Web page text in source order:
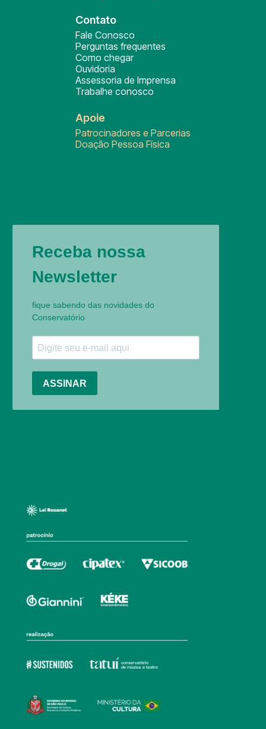
Contato
Fale Conosco
Perguntas frequentes
Como chegar
Ouvidoria
Assessoria de Imprensa
Trabalhe conosco
Apoie
Patrocinadores e Parcerias
Doação Pessoa Física